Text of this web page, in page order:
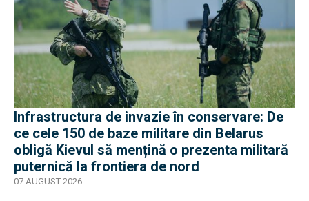
Infrastructura de invazie în conservare: De
ce cele 150 de baze militare din Belarus
obligă Kievul să mențină o prezenta militară
puternică la frontiera de nord
07 AUGUST 2026